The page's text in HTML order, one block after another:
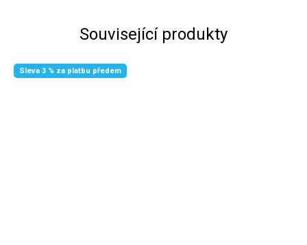
Související produkty
Sleva 3 % za platbu předem